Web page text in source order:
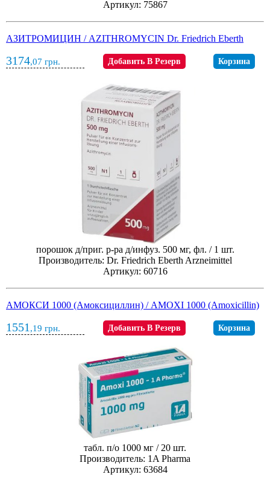
Артикул: 75867
АЗИТРОМИЦИН / AZITHROMYCIN Dr. Friedrich Eberth
3174,07 грн. Добавить В Резерв Корзина
порошок д/приг. р-ра д/инфуз. 500 мг, фл. / 1 шт.
Производитель: Dr. Friedrich Eberth Arzneimittel
Артикул: 60716
АМОКСИ 1000 (Амоксициллин) / AMOXI 1000 (Amoxicillin)
1551 ,19 грн. Добавить В Резерв Корзина
табл. п/о 1000 мг / 20 шт.
Производитель: 1A Pharma
Артикул: 63684